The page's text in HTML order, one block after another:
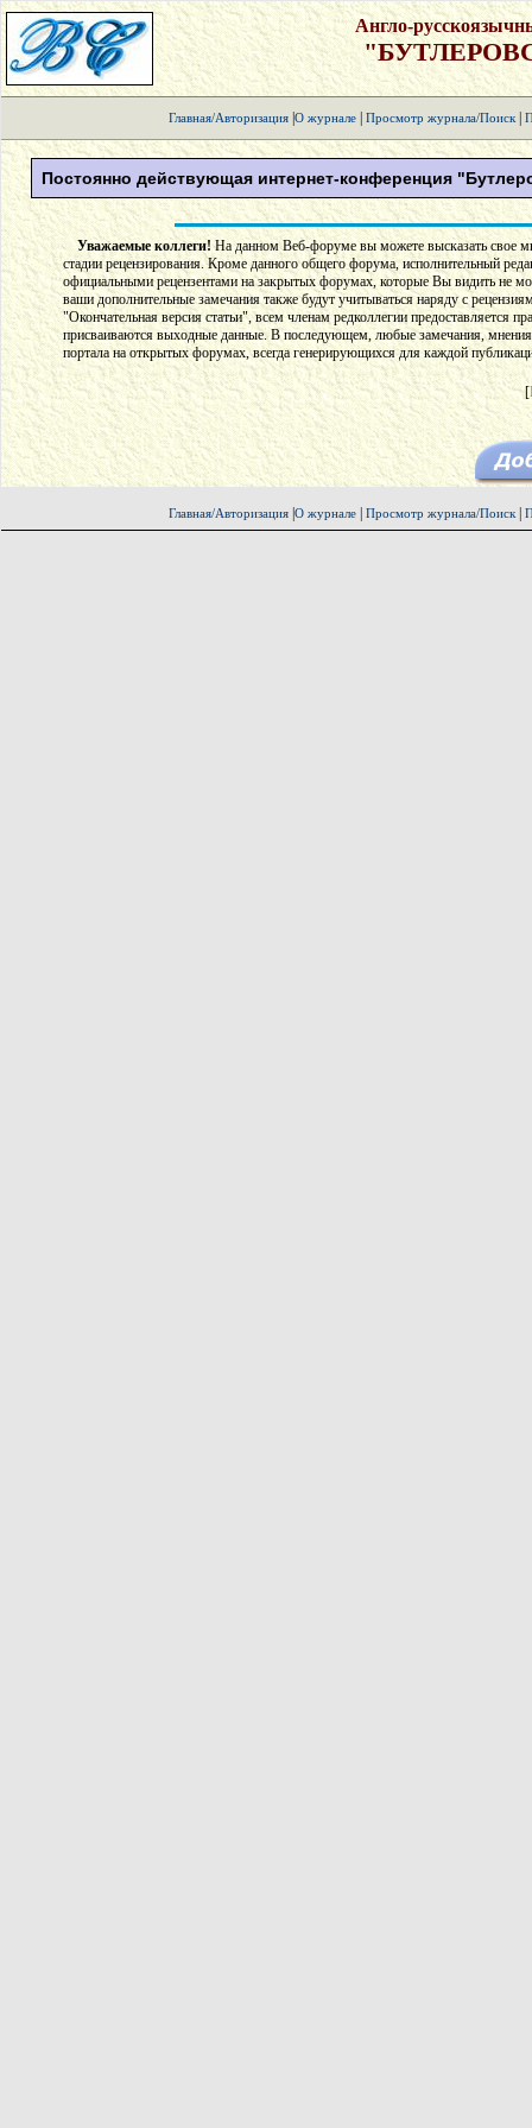
Англо-
Главная/Авторизация| О журнале| Просмотр журнала/Поиск|
Постоянно действующая интернет-конференция
Уважаемые коллеги!На данном Веб-форуме вы можете высказать свое
стадии рецензирования. Кроме данного общего форума, исполнительный
официальными рецензентами на закрытых форумах, которые Вы видить не
ваши дополнительные замечания также будут учитываться наряду с
"Окончательная версия статьи", всем членам редколлегии предоставляется
присваиваются выходные данные. В последующем, любые замечания,
портала на открытых форумах, всегда генерирующихся для каждой
[
Главная/Авторизация| О журнале| Просмотр журнала/Поиск|